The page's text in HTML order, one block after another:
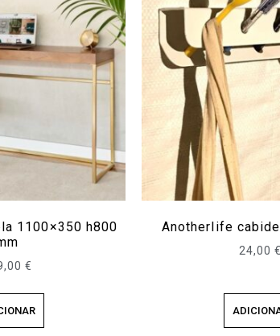
1100×350 h800
€
Anotherlife
24,00€